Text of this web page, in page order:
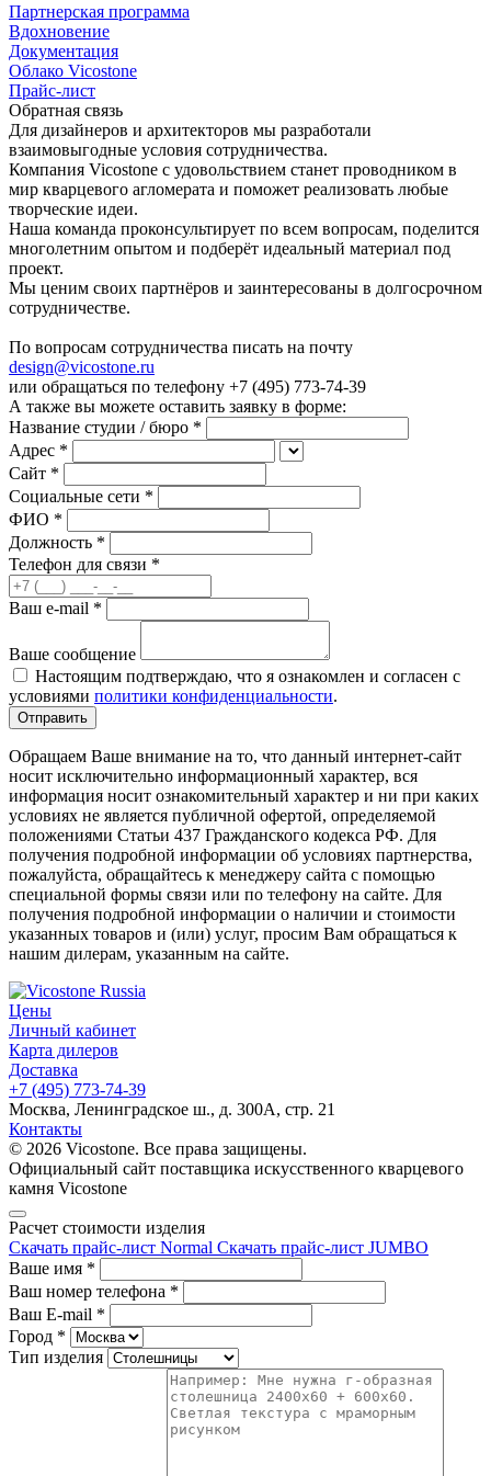
Партнерская программа
Вдохновение
Документация
Облако Vicostone
Прайс-лист
Обратная связь
Для дизайнеров и архитекторов мы разработали
взаимовыгодные условия сотрудничества.
Компания Vicostone с удовольствием станет проводником в
мир кварцевого агломерата и поможет реализовать любые
творческие идеи.
Наша команда проконсультирует по всем вопросам, поделится
многолетним опытом и подберёт идеальный материал под
проект.
Мы ценим своих партнёров и заинтересованы в долгосрочном
сотрудничестве.
По вопросам сотрудничества писать на почту
design@vicostone.ru
или обращаться по телефону +7 (495) 773-74-39
А также вы можете оставить заявку в форме:
Название студии / бюро *
Адрес *
Сайт *
Социальные сети *
ФИО *
Должность *
Телефон для связи *
Ваш e-mail *
Ваше сообщение
Настоящим подтверждаю, что я ознакомлен и согласен с
условиями политики конфиденциальности.
Отправить
Обращаем Ваше внимание на то, что данный интернет-сайт
носит исключительно информационный характер, вся
информация носит ознакомительный характер и ни при каких
условиях не является публичной офертой, определяемой
положениями Статьи 437 Гражданского кодекса РФ. Для
получения подробной информации об условиях партнерства,
пожалуйста, обращайтесь к менеджеру сайта с помощью
специальной формы связи или по телефону на сайте. Для
получения подробной информации о наличии и стоимости
указанных товаров и (или) услуг, просим Вам обращаться к
нашим дилерам, указанным на сайте.
Цены
Личный кабинет
Карта дилеров
Доставка
+7 (495) 773-74-39
Москва, Ленинградское ш., д. 300А, стр. 21
Контакты
© 2026 Vicostone. Все права защищены.
Официальный сайт поставщика искусственного кварцевого
камня Vicostone
Расчет стоимости изделия
Скачать прайс-лист Normal Скачать прайс-лист JUMBO
Ваше имя *
Ваш номер телефона *
Ваш E-mail *
Город *
Тип изделия